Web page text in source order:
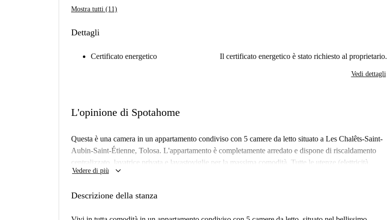
Mostra tutti (11)
Dettagli
Certificato energetico Il certificato energetico è stato richiesto al proprietario.
Vedi dettagli
L'opinione di Spotahome
Questa è una camera in un appartamento condiviso con 5 camere da letto situato a Les Chalêts-Saint-
Aubin-Saint-Étienne, Tolosa. L'appartamento è completamente arredato e dispone di riscaldamento
centralizzato, lavatrice privata e lavastoviglie per la massima comodità. Tutte le utenze (elettricità,
acqua, gas e Wi-Fi) sono incluse nell'affitto, offrendo semplicità agli inquilini. Le coppie non sono
personalmente da Spotahome, garantendo la conformità agli standard di qualità.
L'appartamento si trova nel vivace quartiere di Les Chalêts-Saint-Aubin-Saint-Étienne a Tolosa. Tra le
Vedere di più keyboard_arrow_down
Descrizione della stanza